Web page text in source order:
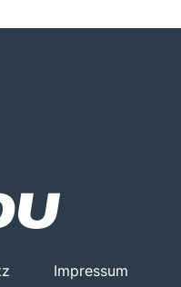
Impressum